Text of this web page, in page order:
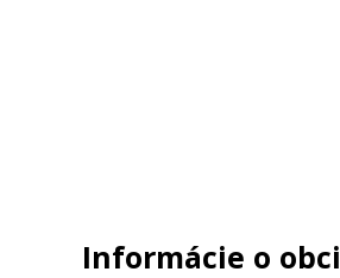
Informácie o obci